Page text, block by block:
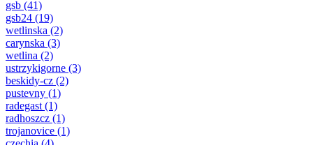
gsb (41)
gsb24 (19)
wetlinska (2)
carynska (3)
wetlina (2)
ustrzykigorne (3)
beskidy-cz (2)
pustevny (1)
radegast (1)
radhoszcz (1)
trojanovice (1)